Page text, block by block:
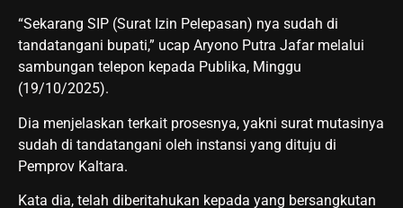
“Sekarang SIP (Surat Izin Pelepasan) nya sudah di
tandatangani bupati,” ucap Aryono Putra Jafar melalui
sambungan telepon kepada Publika, Minggu
(19/10/2025).
Dia menjelaskan terkait prosesnya, yakni surat mutasinya
sudah di tandatangani oleh instansi yang dituju di
Pemprov Kaltara.
Kata dia, telah diberitahukan kepada yang bersangkutan